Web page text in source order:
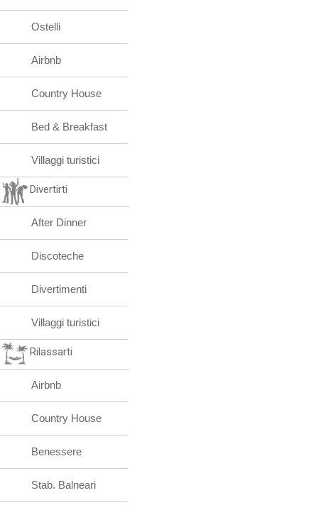
Ostelli
Airbnb
Country House
Bed & Breakfast
Villaggi turistici
Divertirti
After Dinner
Discoteche
Divertimenti
Villaggi turistici
Rilassarti
Airbnb
Country House
Benessere
Stab. Balneari